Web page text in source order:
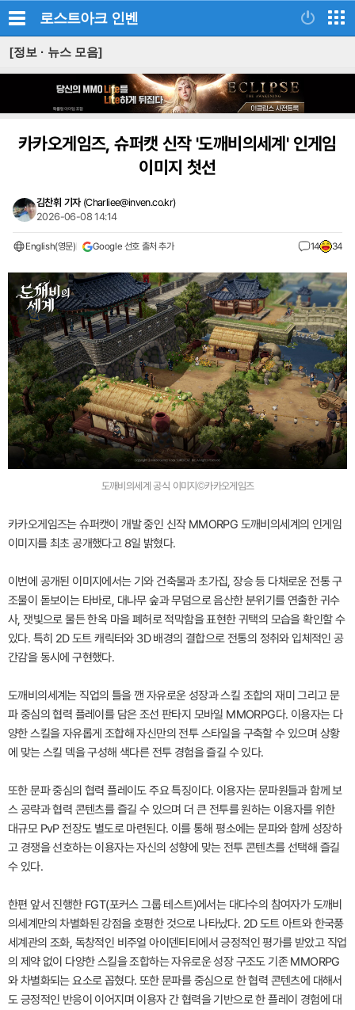
로스트아크 인벤
[정보 · 뉴스 모음]
카카오게임즈, 슈퍼캣 신작 '도깨비의세계' 인게임
이미지 첫선
김찬휘 기자 (Charliee@inven.co.kr)
2026-06-08 14:14
English(영문) Google 선호 출처 추가 14 34
도깨비의세계 공식 이미지©카카오게임즈
카카오게임즈는 슈퍼캣이 개발 중인 신작 MMORPG 도깨비의세계의 인게임
이미지를 최초 공개했다고 8일 밝혔다.
이번에 공개된 이미지에서는 기와 건축물과 초가집, 장승 등 다채로운 전통 구
조물이 돋보이는 타바로, 대나무 숲과 무덤으로 음산한 분위기를 연출한 귀수
사, 잿빛으로 물든 한옥 마을 폐허로 적막함을 표현한 귀택의 모습을 확인할 수
있다. 특히 2D 도트 캐릭터와 3D 배경의 결합으로 전통의 정취와 입체적인 공
간감을 동시에 구현했다.
도깨비의세계는 직업의 틀을 깬 자유로운 성장과 스킬 조합의 재미 그리고 문
파 중심의 협력 플레이를 담은 조선 판타지 모바일 MMORPG다. 이용자는 다
양한 스킬을 자유롭게 조합해 자신만의 전투 스타일을 구축할 수 있으며 상황
에 맞는 스킬 덱을 구성해 색다른 전투 경험을 즐길 수 있다.
또한 문파 중심의 협력 플레이도 주요 특징이다. 이용자는 문파원들과 함께 보
스 공략과 협력 콘텐츠를 즐길 수 있으며 더 큰 전투를 원하는 이용자를 위한
대규모 PvP 전장도 별도로 마련된다. 이를 통해 평소에는 문파와 함께 성장하
고 경쟁을 선호하는 이용자는 자신의 성향에 맞는 전투 콘텐츠를 선택해 즐길
수 있다.
한편 앞서 진행한 FGT(포커스 그룹 테스트)에서는 대다수의 참여자가 도깨비
의세계만의 차별화된 강점을 호평한 것으로 나타났다. 2D 도트 아트와 한국풍
세계관의 조화, 독창적인 비주얼 아이덴티티에서 긍정적인 평가를 받았고 직업
의 제약 없이 다양한 스킬을 조합하는 자유로운 성장 구조도 기존 MMORPG
와 차별화되는 요소로 꼽혔다. 또한 문파를 중심으로 한 협력 콘텐츠에 대해서
도 긍정적인 반응이 이어지며 이용자 간 협력을 기반으로 한 플레이 경험에 대